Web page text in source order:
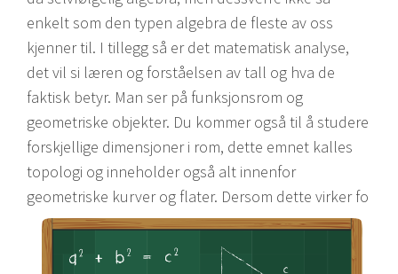
enkelt som den typen algebra de fleste av oss
kjenner til. I tillegg så er det matematisk analyse,
det vil si læren og forståelsen av tall og hva de
faktisk betyr. Man ser på funksjonsrom og
geometriske objekter. Du kommer også til å studere
forskjellige dimensjoner i rom, dette emnet kalles
topologi og inneholder også alt innenfor
geometriske kurver og flater. Dersom dette virker fo